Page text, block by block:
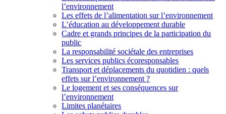
l’environnement
Les effets de l’alimentation sur l’environnement
L’éducation au développement durable
Cadre et grands principes de la participation du
public
La responsabilité sociétale des entreprises
Les services publics écoresponsables
Transport et déplacements du quotidien : quels
effets sur l’environnement ?
Le logement et ses conséquences sur
l’environnement
Limites planétaires